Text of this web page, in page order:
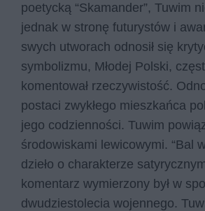
poetycką “Skamander”, Tuwim
jednak w stronę futurystów i
swych utworach odnosił się
symbolizmu, Młodej Polski,
komentował rzeczywistość.
postaci zwykłego mieszkańca
jego codzienności. Tuwim
środowiskami lewicowymi. “Bal
dzieło o charakterze
komentarz wymierzony był w
dwudziestolecia wojennego.